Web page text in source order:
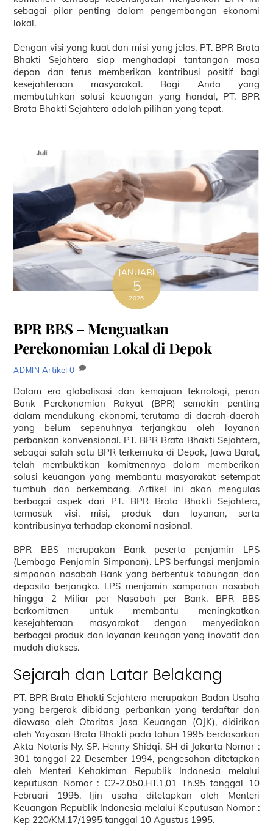
sebagai pilar penting dalam pengembangan ekonomi
lokal.
Dengan visi yang kuat dan misi yang jelas, PT. BPR Brata
Bhakti Sejahtera siap menghadapi tantangan masa
depan dan terus memberikan kontribusi positif bagi
kesejahteraan masyarakat. Bagi Anda yang
membutuhkan solusi keuangan yang handal, PT. BPR
Brata Bhakti Sejahtera adalah pilihan yang tepat.
JANUARI
5
2026
BPR BBS – Menguatkan
Perekonomian Lokal di Depok
ADMIN Artikel 0
Dalam era globalisasi dan kemajuan teknologi, peran
Bank Perekonomian Rakyat (BPR) semakin penting
dalam mendukung ekonomi, terutama di daerah-daerah
yang belum sepenuhnya terjangkau oleh layanan
perbankan konvensional. PT. BPR Brata Bhakti Sejahtera,
sebagai salah satu BPR terkemuka di Depok, Jawa Barat,
telah membuktikan komitmennya dalam memberikan
solusi keuangan yang membantu masyarakat setempat
tumbuh dan berkembang. Artikel ini akan mengulas
berbagai aspek dari PT. BPR Brata Bhakti Sejahtera,
termasuk visi, misi, produk dan layanan, serta
kontribusinya terhadap ekonomi nasional.
BPR BBS merupakan Bank peserta penjamin LPS
(Lembaga Penjamin Simpanan). LPS berfungsi menjamin
simpanan nasabah Bank yang berbentuk tabungan dan
deposito berjangka. LPS menjamin sampanan nasabah
hingga 2 Miliar per Nasabah per Bank. BPR BBS
berkomitmen untuk membantu meningkatkan
kesejahteraan masyarakat dengan menyediakan
berbagai produk dan layanan keungan yang inovatif dan
mudah diakses.
Sejarah dan Latar Belakang
PT. BPR Brata Bhakti Sejahtera merupakan Badan Usaha
yang bergerak dibidang perbankan yang terdaftar dan
diawaso oleh Otoritas Jasa Keuangan (OJK), didirikan
oleh Yayasan Brata Bhakti pada tahun 1995 berdasarkan
Akta Notaris Ny. SP. Henny Shidqi, SH di Jakarta Nomor :
301 tanggal 22 Desember 1994, pengesahan ditetapkan
oleh Menteri Kehakiman Republik Indonesia melalui
keputusan Nomor : C2-2.050.HT.1,01 Th.95 tanggal 10
Februari 1995, Ijin usaha ditetapkan oleh Menteri
Keuangan Republik Indonesia melalui Keputusan Nomor :
Kep 220/KM.17/1995 tanggal 10 Agustus 1995.